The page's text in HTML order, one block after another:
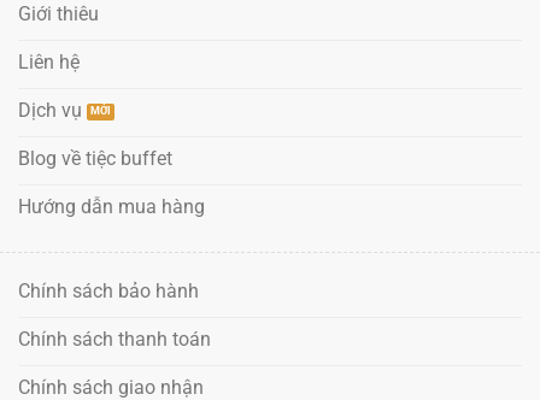
Giới thiêu
Liên hệ
Dịch vụ
Blog về tiệc buffet
Hướng dẫn mua hàng
Chính sách bảo hành
Chính sách thanh toán
Chính sách giao nhận